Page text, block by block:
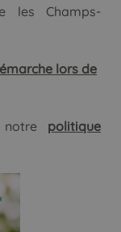
les Champs-
lors de
politique